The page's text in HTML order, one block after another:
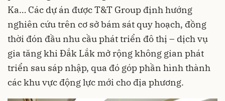
Ka… Các dự án được T&T Group định hướng
nghiên cứu trên cơ sở bám sát quy hoạch, đồng
thời đón đầu nhu cầu phát triển đô thị – dịch vụ
gia tăng khi Đắk Lắk mở rộng không gian phát
triển sau sáp nhập, qua đó góp phần hình thành
các khu vực động lực mới cho địa phương.